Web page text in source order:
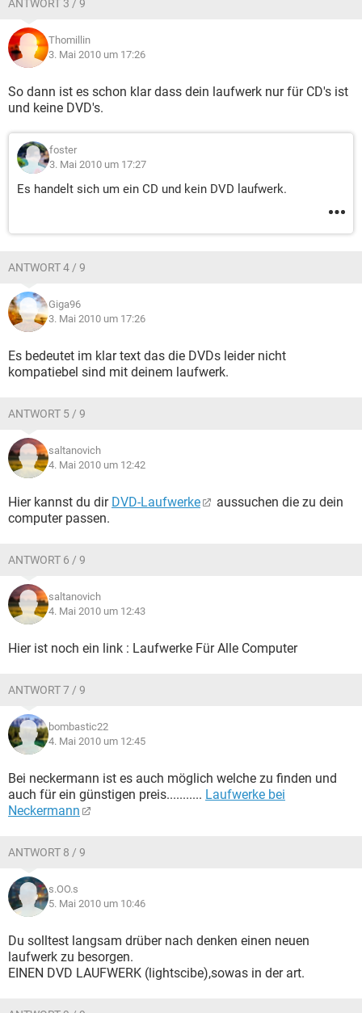
ANTWORT 3 / 9
Thomillin
3. Mai 2010 um 17:26
So dann ist es schon klar dass dein laufwerk nur für CD's ist
und keine DVD's.
foster
3. Mai 2010 um 17:27
Es handelt sich um ein CD und kein DVD laufwerk.
ANTWORT 4 / 9
Giga96
3. Mai 2010 um 17:26
Es bedeutet im klar text das die DVDs leider nicht
kompatiebel sind mit deinem laufwerk.
ANTWORT 5 / 9
saltanovich
4. Mai 2010 um 12:42
Hier kannst du dir DVD-Laufwerke
aussuchen die zu dein
computer passen.
ANTWORT 6 / 9
saltanovich
4. Mai 2010 um 12:43
Hier ist noch ein link : Laufwerke Für Alle Computer
ANTWORT 7 / 9
bombastic22
4. Mai 2010 um 12:45
Bei neckermann ist es auch möglich welche zu finden und
auch für ein günstigen preis........... Laufwerke bei
Neckermann
ANTWORT 8 / 9
s.OO.s
5. Mai 2010 um 10:46
Du solltest langsam drüber nach denken einen neuen
laufwerk zu besorgen.
EINEN DVD LAUFWERK (lightscibe),sowas in der art.